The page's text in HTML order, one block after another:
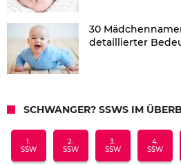
30
detaillierter
SCHWANGER? SSWS IM
1.
SSW
2.
SSW
3.
SSW
4.
SSW